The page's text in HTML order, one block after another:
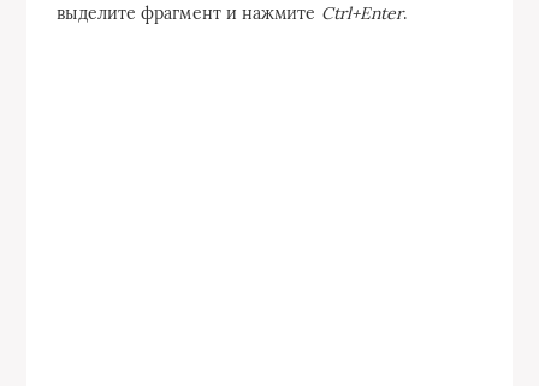
выделите фрагмент и нажмите Ctrl+Enter.